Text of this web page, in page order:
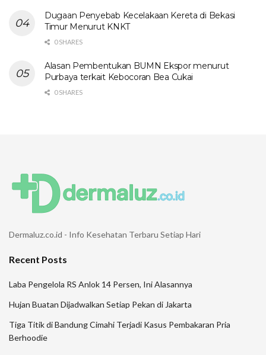
Dugaan Penyebab Kecelakaan Kereta di Bekasi
Timur Menurut KNKT
0 SHARES
Alasan Pembentukan BUMN Ekspor menurut
Purbaya terkait Kebocoran Bea Cukai
0 SHARES
Dermaluz.co.id - Info Kesehatan Terbaru Setiap Hari
Recent Posts
Laba Pengelola RS Anlok 14 Persen, Ini Alasannya
Hujan Buatan Dijadwalkan Setiap Pekan di Jakarta
Tiga Titik di Bandung Cimahi Terjadi Kasus Pembakaran Pria
Berhoodie